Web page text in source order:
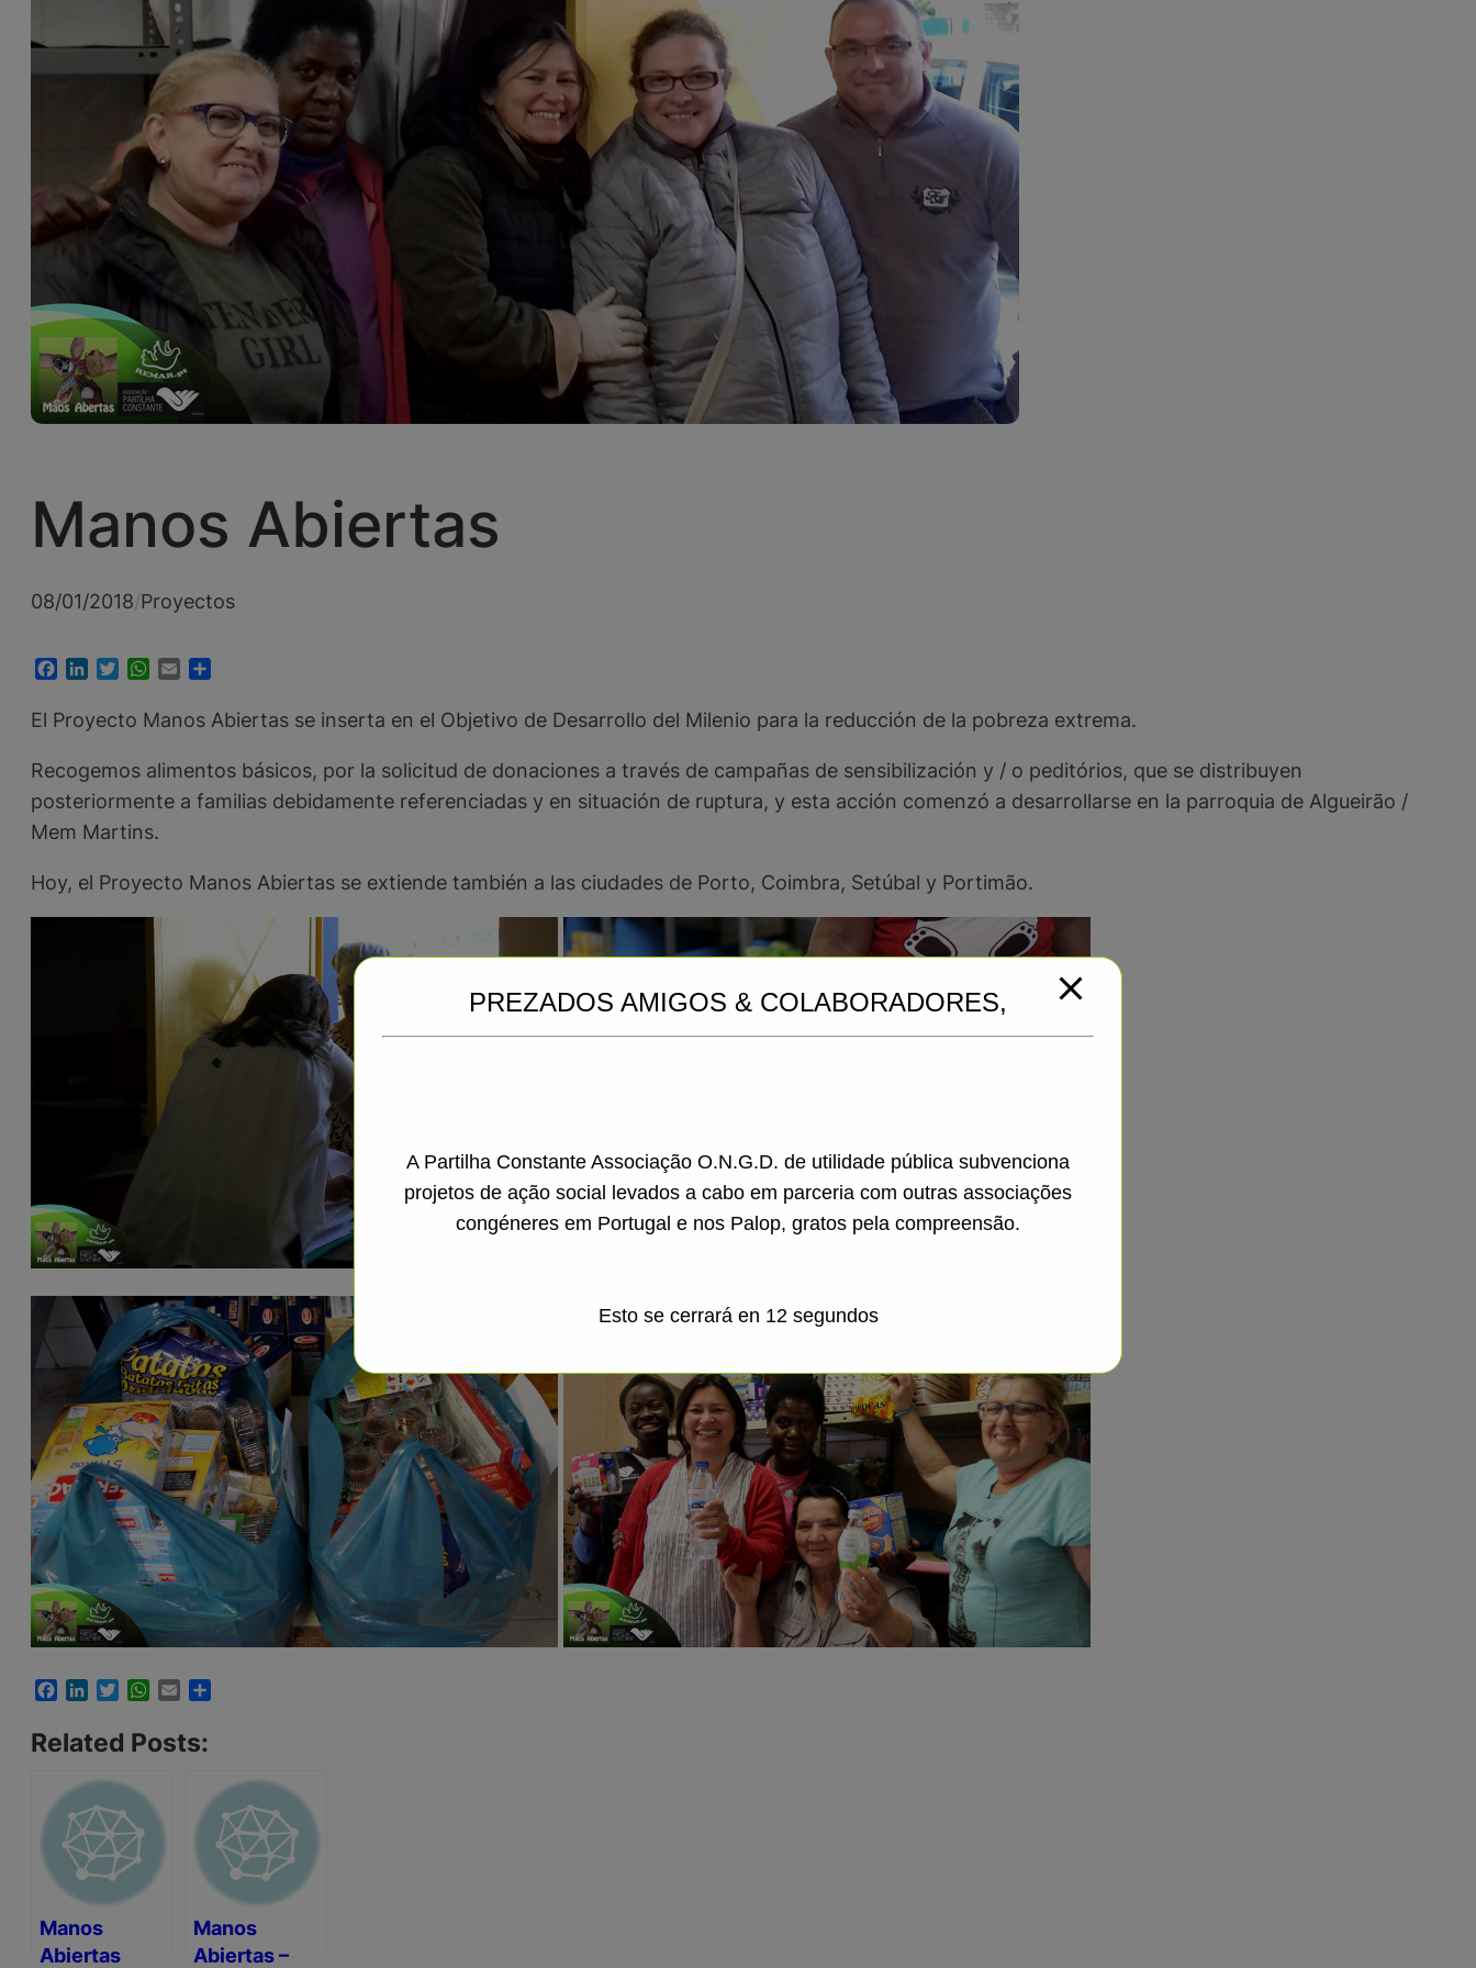
Manos Abiertas
08/01/2018/Proyectos
Facebook
LinkedInTwitterWhatsApp
Email
El Proyecto Manos Abiertas se inserta en el Objetivo de Desarrollo del Milenio para la reducción de la pobreza extrema.
Recogemos alimentos básicos, por la solicitud de donaciones a través de campañas de sensibilización y / o peditórios, que se distribuyen
posteriormente a familias debidamente referenciadas y en situación de ruptura, y esta acción comenzó a desarrollarse en la parroquia de Algueirão /
Mem Martins.
Hoy, el Proyecto Manos Abiertas se extiende también a las ciudades de Porto, Coimbra, Setúbal y Portimão.
Facebook
LinkedInTwitterWhatsApp
Email
Related Posts:
Manos
Abiertas
Manos
Abiertas –
PREZADOS AMIGOS & COLABORADORES,
A Partilha Constante Associação O.N.G.D. de utilidade pública subvenciona
projetos de ação social levados a cabo em parceria com outras associações
congéneres em Portugal e nos Palop, gratos pela compreensão.
Esto se cerrará en 11 segundos